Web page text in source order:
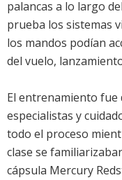
palancas a lo largo
prueba los sistemas
los mandos podían
del vuelo,
El entrenamiento fue
especialistas y
todo el proceso
clase se
cápsula Mercury